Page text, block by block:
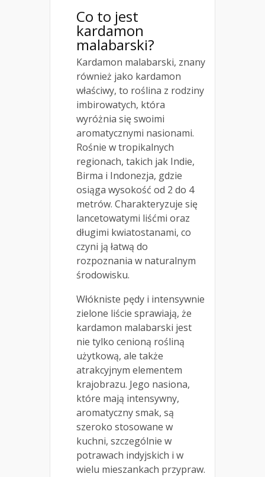
Co to jest
kardamon
malabarski?
Kardamon malabarski, znany
również jako kardamon
właściwy, to roślina z rodziny
imbirowatych, która
wyróżnia się swoimi
aromatycznymi nasionami.
Rośnie w tropikalnych
regionach, takich jak Indie,
Birma i Indonezja, gdzie
osiąga wysokość od 2 do 4
metrów. Charakteryzuje się
lancetowatymi liśćmi oraz
długimi kwiatostanami, co
czyni ją łatwą do
rozpoznania w naturalnym
środowisku.
Włókniste pędy i intensywnie
zielone liście sprawiają, że
kardamon malabarski jest
nie tylko cenioną rośliną
użytkową, ale także
atrakcyjnym elementem
krajobrazu. Jego nasiona,
które mają intensywny,
aromatyczny smak, są
szeroko stosowane w
kuchni, szczególnie w
potrawach indyjskich i w
wielu mieszankach przypraw.